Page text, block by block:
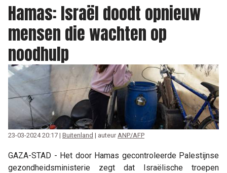
Hamas: Israël doodt opnieuw
mensen die wachten op
noodhulp
23-03-2024 20:17 | Buitenland | auteur ANP/AFP
GAZA-STAD - Het door Hamas gecontroleerde Palestijnse
gezondheidsministerie zegt dat Israëlische troepen